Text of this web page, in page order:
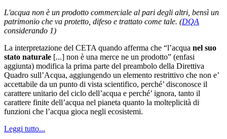
L'acqua non è un prodotto commerciale al pari degli altri, bensì un
patrimonio che va protetto, difeso e trattato come tale. (DQA
considerando 1)
La interpretazione del CETA quando afferma che “l’acqua nel suo
stato naturale [...] non è una merce ne un prodotto” (enfasi
aggiunta) modifica la prima parte del preambolo della Direttiva
Quadro sull’Acqua, aggiungendo un elemento restrittivo che non e’
accettabile da un punto di vista scientifico, perché’ disconosce il
carattere unitario del ciclo dell’acqua e perché’ ignora, tanto il
carattere finite dell’acqua nel pianeta quanto la molteplicità di
funzioni che l’acqua gioca negli ecosistemi.
Leggi tutto...